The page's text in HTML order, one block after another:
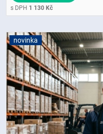
s DPH 1 130 Kč
novinka